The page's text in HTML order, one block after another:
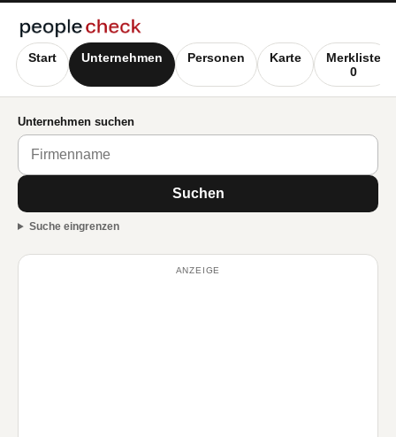
Start Unternehmen Personen Karte
Merkliste
0
Unternehmen suchen
Suchen
Suche eingrenzen
ANZEIGE